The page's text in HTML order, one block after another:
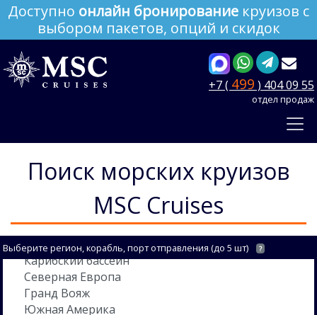
Доступно онлайн бронирование круизов с
выбором пакетов, опций и скидок
+7 ( 499 ) 404 09 55
отдел продаж
Поиск морских круизов
MSC Cruises
Выберите регион, корабль, порт отправления (до 5 шт) ?